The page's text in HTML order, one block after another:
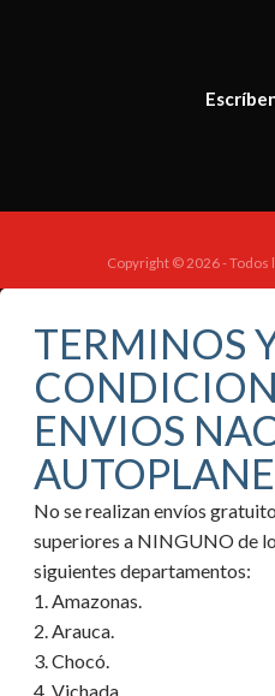
Copyright © 2026 -
TERMINOS
ENVIOS
No se realizan envíos
superiores a NINGUNO de
siguientes departamentos:
1. Amazonas.
2. Arauca.
3. Chocó.
4. Vichada.